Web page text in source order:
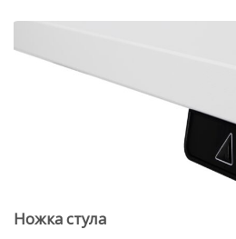
Ножка стула